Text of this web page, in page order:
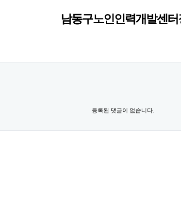
남동구노인인력개발센터
등록된 댓글이 없습니다.